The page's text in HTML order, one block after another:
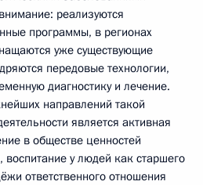
реализуются
программы, в регионах
уже существующие
передовые технологии,
диагностику и лечение.
направлений такой
является активная
в обществе ценностей
у людей как старшего
ответственного отношения